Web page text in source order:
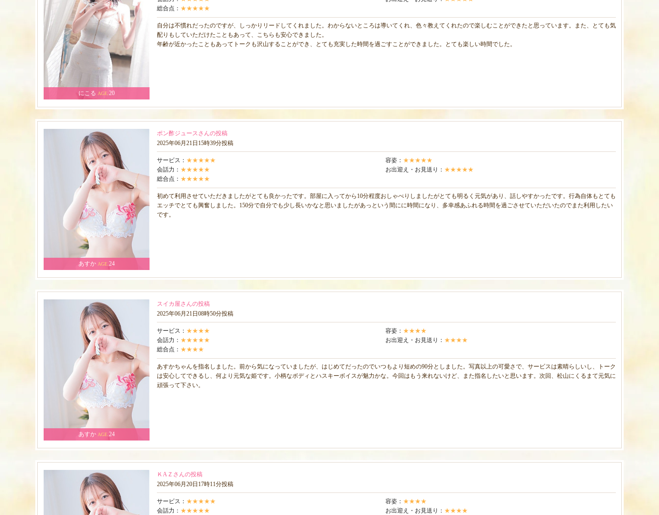
にこる AGE.20
総合点： ★★★★★
自分は不慣れだったのですが、しっかりリードしてくれました。わからないところは導いてくれ、色々教えてくれたので楽しむことができたと思っています。また、とても気
配りもしていただけたこともあって、こちらも安心できました。
年齢が近かったこともあってトークも沢山することができ、とても充実した時間を過ごすことができました。とても楽しい時間でした。
あすか AGE.24
ポン酢ジュースさんの投稿
2025年06月21日15時39分投稿
サービス： ★★★★★ 容姿： ★★★★★
会話力： ★★★★★ お出迎え・お見送り： ★★★★★
総合点： ★★★★★
初めて利用させていただきましたがとても良かったです。部屋に入ってから10分程度おしゃべりしましたがとても明るく元気があり、話しやすかったです。行為自体もとても
エッチでとても興奮しました。150分で自分でも少し長いかなと思いましたがあっという間にに時間になり、多幸感あふれる時間を過ごさせていただいたのでまた利用したい
です。
あすか AGE.24
スイカ屋さんの投稿
2025年06月21日08時50分投稿
サービス： ★★★★ 容姿： ★★★★
会話力： ★★★★★ お出迎え・お見送り： ★★★★
総合点： ★★★★
あすかちゃんを指名しました。前から気になっていましたが、はじめてだったのでいつもより短めの90分としました。写真以上の可愛さで、サービスは素晴らしいし、トーク
は安心してできるし、何より元気な姫です。小柄なボディとハスキーボイスが魅力かな。今回はもう来れないけど、また指名したいと思います。次回、松山にくるまて元気に
頑張って下さい。
ＫAＺさんの投稿
2025年06月20日17時11分投稿
サービス： ★★★★★ 容姿： ★★★★
会話力： ★★★★★ お出迎え・お見送り： ★★★★